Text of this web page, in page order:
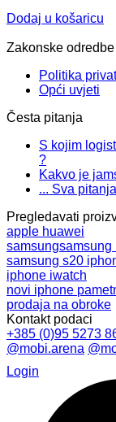
Dodaj u košaricu
Zakonske odredbe
Politika
Opći uvjeti
Česta pitanja
S kojim
?
Kakvo je
... Sva
Pregledavati
apple huawei
samsung
samsung s20
iphone iwatch
novi iphone
prodaja na obroke
Kontakt podaci
+385 (0)95 5273
@mobi.arena
Login